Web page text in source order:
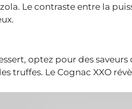
Le contraste entre la
optez pour des
truffes. Le Cognac XXO